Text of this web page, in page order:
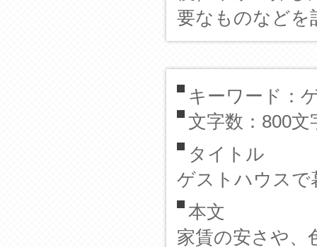
要なものなどを
キーワード：
文字数：800文
タイトル
ゲストハウスで
本文
家賃の安さや、